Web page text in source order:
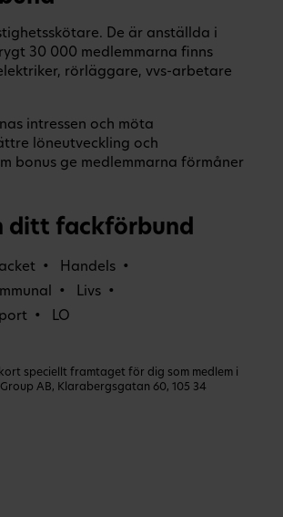
De är anställda i
30 000 medlemmarna finns
rörläggare, vvs-arbetare
intressen och möta
löneutveckling och
bonus ge medlemmarna förmåner
ditt fackförbund
Handels
Livs
LO
speciellt framtaget för dig som medlem i
AB, Klarabergsgatan 60, 105 34